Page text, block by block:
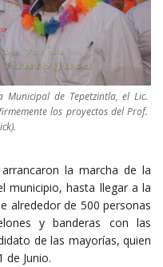
Municipal de Tepetzintla, el Lic.
los proyectos del Prof.
la marcha de la
municipio, hasta llegar a la
alrededor de 500 personas
y banderas con las
de las mayorías, quien
de Junio.